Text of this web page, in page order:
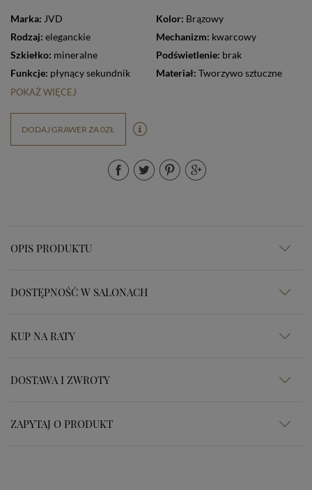
Marka: JVD Kolor: Brązowy
Rodzaj: eleganckie Mechanizm: kwarcowy
Szkiełko: mineralne Podświetlenie: brak
Funkcje: płynący sekundnik Materiał: Tworzywo sztuczne
POKAŻ WIĘCEJ
DODAJ GRAWER ZA 0ZŁ
OPIS PRODUKTU
DOSTĘPNOŚĆ W SALONACH
KUP NA RATY
DOSTAWA I ZWROTY
ZAPYTAJ O PRODUKT